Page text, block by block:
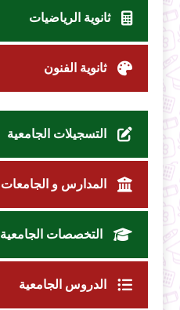
ثانوية الرياضيات
ثانوية الفنون
التسجيلات الجامعية
المدارس و الجامعات
التخصصات الجامعية
الدروس الجامعية